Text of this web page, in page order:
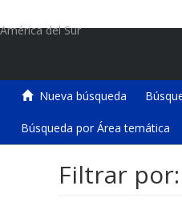
América del Sur
Nueva búsqueda
Búsqueda por Área temática
Filtrar